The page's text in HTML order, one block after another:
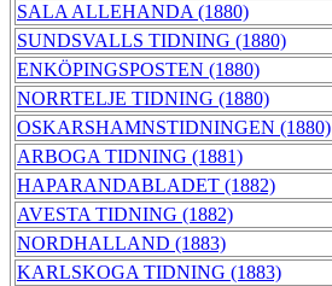
SALA ALLEHANDA (1880)
SUNDSVALLS TIDNING (1880)
ENKÖPINGSPOSTEN (1880)
NORRTELJE TIDNING (1880)
OSKARSHAMNSTIDNINGEN (1880)
ARBOGA TIDNING (1881)
HAPARANDABLADET (1882)
AVESTA TIDNING (1882)
NORDHALLAND (1883)
KARLSKOGA TIDNING (1883)